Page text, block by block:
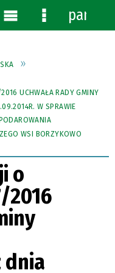
UCHWAŁA RADY GMINY
W SPRAWIE
WSI BORZYKOWO
o
2016
dnia
MenuMenu
panel